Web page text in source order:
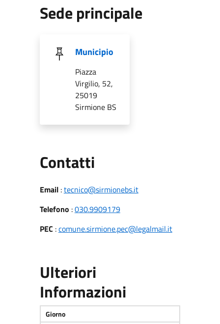
Sede principale
Municipio
Piazza
Virgilio, 52,
25019
Sirmione BS
ContattiUtili
Email:tecnico@sirmionebs.it
Telefono :030.9909179
PEC :comune.sirmione.pec@legalmail.it
Ulteriori
Informazioni
Giorno